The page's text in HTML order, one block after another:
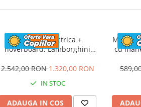
Masinuta electrica +
hoverboard, Lamborghini
premium, Rosu
2.542,00 RON1.320,00 RON
IN STOC
ADAUGA IN COS
cu